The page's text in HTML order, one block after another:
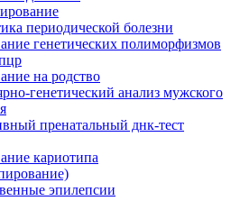
периодической болезни
генетических полиморфизмов
на родство
генетический анализ мужского
пренатальный днк-тест
кариотипа
эпилепсии